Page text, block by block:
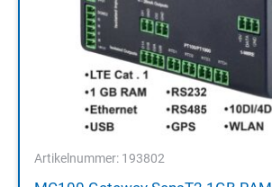
Artikelnummer: 193802